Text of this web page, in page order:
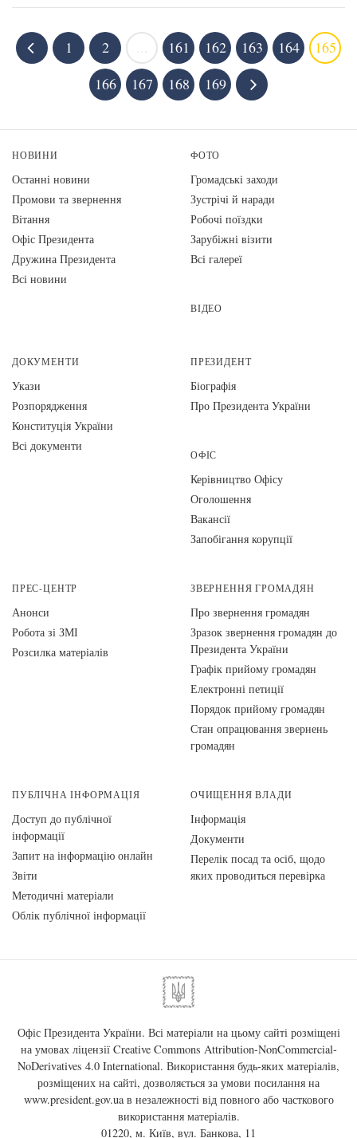
1 2 161 162 163 164
165
166
167 168 169
НОВИНИ
Останні новини
Промови та звернення
Вiтання
Офіс Президента
Дружина Президента
Всі новини
ФОТО
Громадські заходи
Зустрічі й наради
Робочі поїздки
Зарубіжні візити
Всі галереї
ВІДЕО
ДОКУМЕНТИ
Укази
Розпорядження
Конституція України
Всі документи
ПРЕЗИДЕНТ
Біографія
Про Президента України
ОФІС
Керівництво Офісу
Оголошення
Вакансії
Запобігання корупції
ПРЕС-ЦЕНТР
Анонси
Робота зі ЗМІ
Розсилка матеріалів
ЗВЕРНЕННЯ ГРОМАДЯН
Про звернення громадян
Зразок звернення громадян до
Президента України
Графік прийому громадян
Електронні петиції
Порядок прийому громадян
Стан опрацювання звернень
громадян
ПУБЛІЧНА ІНФОРМАЦІЯ
Доступ до публічної
інформації
Запит на інформацію онлайн
Звіти
Методичні матеріали
Облік публічної інформації
ОЧИЩЕННЯ ВЛАДИ
Інформація
Документи
Перелік посад та осіб, щодо
яких проводиться перевірка
Офіс Президента України. Всі матеріали на цьому сайті розміщені
на умовах ліцензії Creative Commons Attribution-NonCommercial-
NoDerivatives 4.0 International. Використання будь-яких матеріалів,
розміщених на сайті, дозволяється за умови посилання на
www.president.gov.uaв незалежності від повного або часткового
використання матеріалів.
01220, м. Київ, вул. Банкова, 11